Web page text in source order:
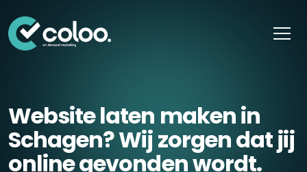
Website laten maken in
Schagen? Wij zorgen dat jij
online gevonden wordt.